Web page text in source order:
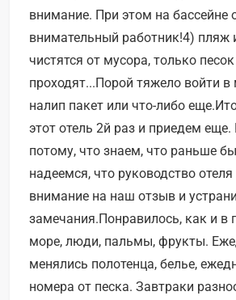
внимание. При этом на бассейне
внимательный работник!4) пляж
чистятся от мусора, только
проходят...Порой тяжело войти в
налип пакет или что-либо
этот отель 2й раз и приедем
потому, что знаем, что раньше
надеемся, что руководство
внимание на наш отзыв и
замечания.Понравилось, как и в
море, люди, пальмы, фрукты.
менялись полотенца, белье,
номера от песка. Завтраки